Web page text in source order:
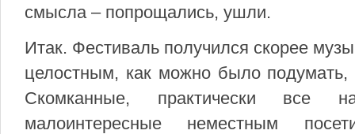
смысла – попрощались, ушли.
Итак. Фестиваль получился скорее
целостным, как можно было подумать,
Скомканные, практически все
малоинтересные неместным